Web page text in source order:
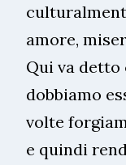
amore,
Qui va detto
dobbiamo
volte
e quindi